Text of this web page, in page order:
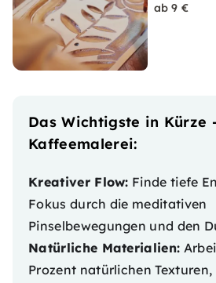
ab 9 €
Das Wichtigste in Kürze
Kaffeemalerei:
Kreativer Flow: Finde tiefe
Fokus durch die meditativen
Pinselbewegungen und den
Natürliche Materialien:
Prozent natürlichen